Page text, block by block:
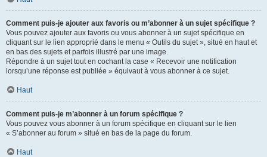
Comment puis-je ajouter aux favoris ou m’abonner à un sujet spécifique ?
Vous pouvez ajouter aux favoris ou vous abonner à un sujet spécifique en
cliquant sur le lien approprié dans le menu « Outils du sujet », situé en haut et
en bas des sujets et parfois illustré par une image.
Répondre à un sujet tout en cochant la case « Recevoir une notification
lorsqu’une réponse est publiée » équivaut à vous abonner à ce sujet.
Haut
Comment puis-je m’abonner à un forum spécifique ?
Vous pouvez vous abonner à un forum spécifique en cliquant sur le lien
« S’abonner au forum » situé en bas de la page du forum.
Haut